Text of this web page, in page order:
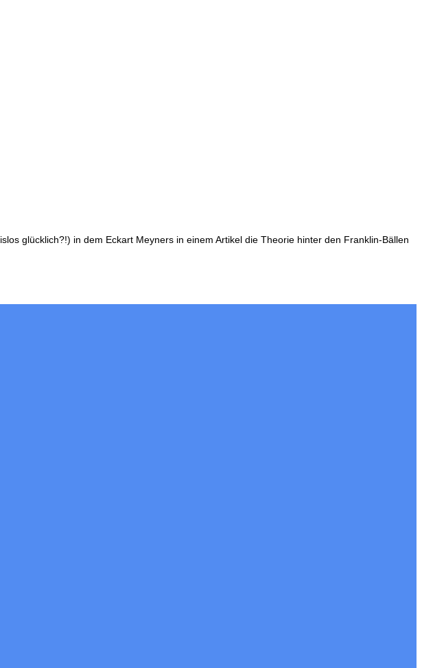
glücklich?!) in dem Eckart Meyners in einem Artikel die Theorie hinter den Franklin-Bällen